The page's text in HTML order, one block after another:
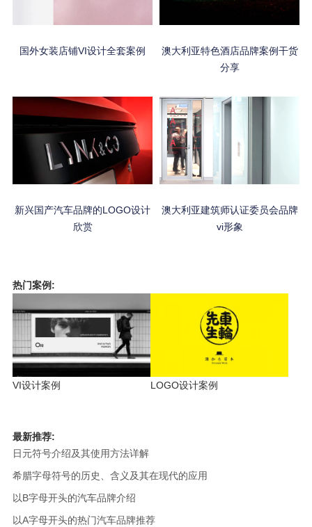
国外女装店铺VI设计全套案例
澳大利亚特色酒店品牌案例干货
分享
新兴国产汽车品牌的LOGO设计
欣赏
澳大利亚建筑师认证委员会品牌
vi形象
热门案例:
VI设计案例 LOGO设计案例
最新推荐:
日元符号介绍及其使用方法详解
希腊字母符号的历史、含义及其在现代的应用
以B字母开头的汽车品牌介绍
以A字母开头的热门汽车品牌推荐